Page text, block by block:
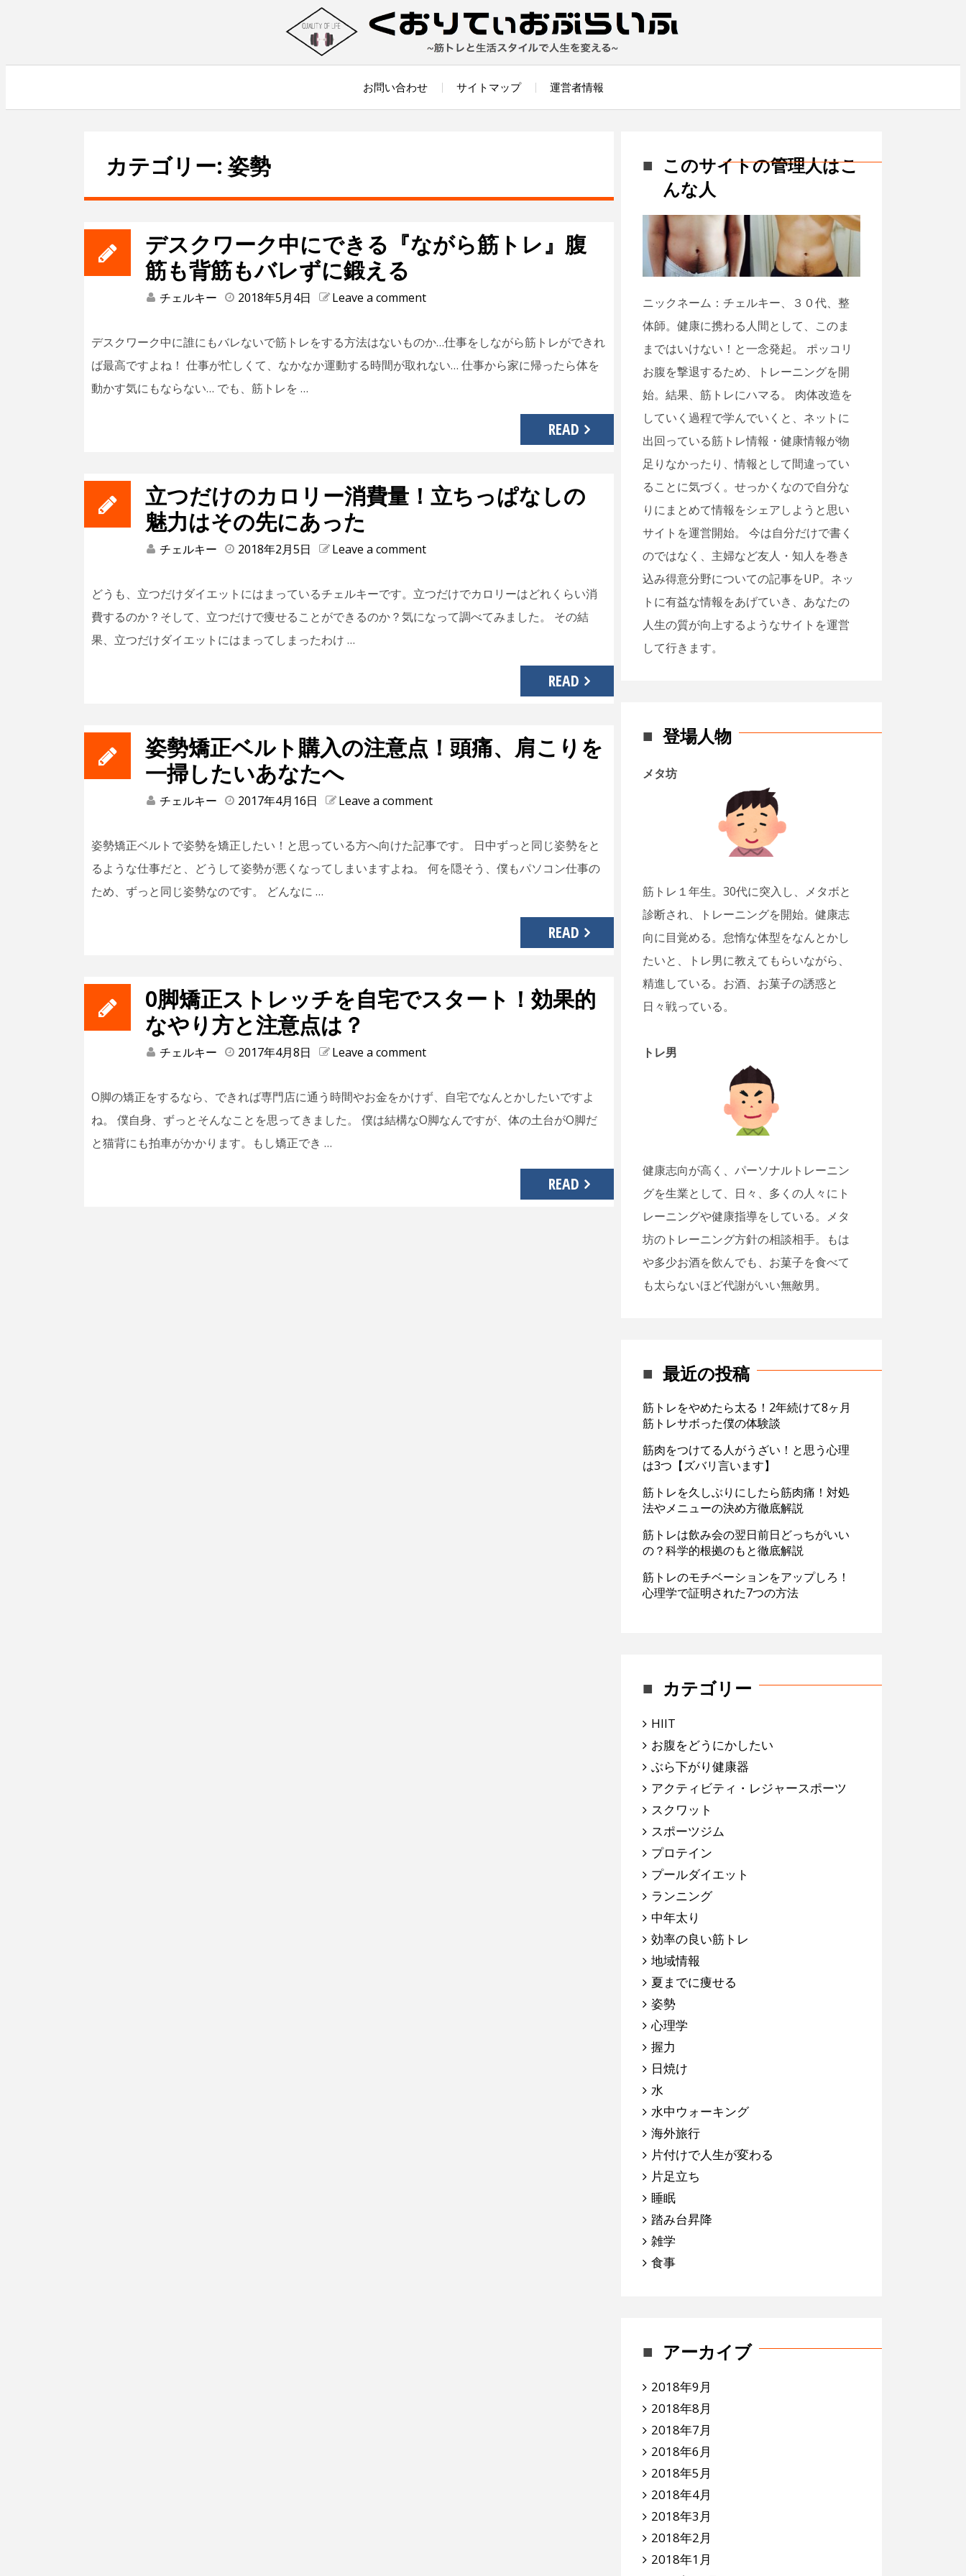
content
お問い合わせ サイトマップ 運営者情報
カテゴリー: 姿勢
デスクワーク中にできる『ながら筋トレ』腹
筋も背筋もバレずに鍛える
チェルキー 2018年5月4日 Leave a comment
デスクワーク中に誰にもバレないで筋トレをする方法はないものか…仕事をしながら筋トレができれ
ば最高ですよね！ 仕事が忙しくて、なかなか運動する時間が取れない… 仕事から家に帰ったら体を
動かす気にもならない… でも、筋トレを …
READ
立つだけのカロリー消費量！立ちっぱなしの
魅力はその先にあった
チェルキー 2018年2月5日 Leave a comment
どうも、立つだけダイエットにはまっているチェルキーです。立つだけでカロリーはどれくらい消
費するのか？そして、立つだけで痩せることができるのか？気になって調べてみました。 その結
果、立つだけダイエットにはまってしまったわけ …
READ
姿勢矯正ベルト購入の注意点！頭痛、肩こりを
一掃したいあなたへ
チェルキー 2017年4月16日 Leave a comment
姿勢矯正ベルトで姿勢を矯正したい！と思っている方へ向けた記事です。 日中ずっと同じ姿勢をと
るような仕事だと、どうして姿勢が悪くなってしまいますよね。 何を隠そう、僕もパソコン仕事の
ため、ずっと同じ姿勢なのです。 どんなに …
READ
O脚矯正ストレッチを自宅でスタート！効果的
なやり方と注意点は？
チェルキー 2017年4月8日 Leave a comment
O脚の矯正をするなら、できれば専門店に通う時間やお金をかけず、自宅でなんとかしたいですよ
ね。 僕自身、ずっとそんなことを思ってきました。 僕は結構なO脚なんですが、体の土台がO脚だ
と猫背にも拍車がかかります。もし矯正でき …
READ
このサイトの管理人はこ
んな人
ニックネーム：チェルキー、３０代、整
体師。健康に携わる人間として、このま
まではいけない！と一念発起。 ポッコリ
お腹を撃退するため、トレーニングを開
始。結果、筋トレにハマる。 肉体改造を
していく過程で学んでいくと、ネットに
出回っている筋トレ情報・健康情報が物
足りなかったり、情報として間違ってい
ることに気づく。せっかくなので自分な
りにまとめて情報をシェアしようと思い
サイトを運営開始。 今は自分だけで書く
のではなく、主婦など友人・知人を巻き
込み得意分野についての記事をUP。ネッ
トに有益な情報をあげていき、あなたの
人生の質が向上するようなサイトを運営
して行きます。
登場人物
メタ坊
筋トレ１年生。30代に突入し、メタボと
診断され、トレーニングを開始。健康志
向に目覚める。怠惰な体型をなんとかし
たいと、トレ男に教えてもらいながら、
精進している。お酒、お菓子の誘惑と
日々戦っている。
トレ男
健康志向が高く、パーソナルトレーニン
グを生業として、日々、多くの人々にト
レーニングや健康指導をしている。メタ
坊のトレーニング方針の相談相手。もは
や多少お酒を飲んでも、お菓子を食べて
も太らないほど代謝がいい無敵男。
最近の投稿
筋トレをやめたら太る！2年続けて8ヶ月
筋トレサボった僕の体験談
筋肉をつけてる人がうざい！と思う心理
は3つ【ズバリ言います】
筋トレを久しぶりにしたら筋肉痛！対処
法やメニューの決め方徹底解説
筋トレは飲み会の翌日前日どっちがいい
の？科学的根拠のもと徹底解説
筋トレのモチベーションをアップしろ！
心理学で証明された7つの方法
カテゴリー
HIIT
お腹をどうにかしたい
ぶら下がり健康器
アクティビティ・レジャースポーツ
スクワット
スポーツジム
プロテイン
プールダイエット
ランニング
中年太り
効率の良い筋トレ
地域情報
夏までに痩せる
姿勢
心理学
握力
日焼け
水
水中ウォーキング
海外旅行
片付けで人生が変わる
片足立ち
睡眠
踏み台昇降
雑学
食事
アーカイブ
2018年9月
2018年8月
2018年7月
2018年6月
2018年5月
2018年4月
2018年3月
2018年2月
2018年1月